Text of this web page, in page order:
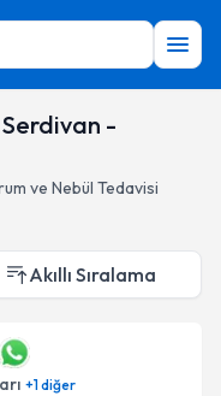
-
ve Nebül Tedavisi
Akıllı Sıralama
+1diğer